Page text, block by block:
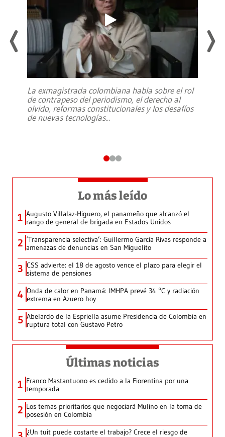
La exmagistrada colombiana habla sobre el rol
de contrapeso del periodismo, el derecho al
olvido, reformas constitucionales y los desafíos
de nuevas tecnologías...
Lo más leído
1 Augusto Villalaz-Higuero, el panameño que alcanzó el
rango de general de brigada en Estados Unidos
2 ‘Transparencia selectiva’: Guillermo García Rivas responde a
amenazas de denuncias en San Miguelito
3 CSS advierte: el 18 de agosto vence el plazo para elegir el
sistema de pensiones
4 Onda de calor en Panamá: IMHPA prevé 34 °C y radiación
extrema en Azuero hoy
5 Abelardo de la Espriella asume Presidencia de Colombia en
ruptura total con Gustavo Petro
Últimas noticias
1 Franco Mastantuono es cedido a la Fiorentina por una
temporada
2 Los temas prioritarios que negociará Mulino en la toma de
posesión en Colombia
¿Un tuit puede costarte el trabajo? Crece el riesgo de